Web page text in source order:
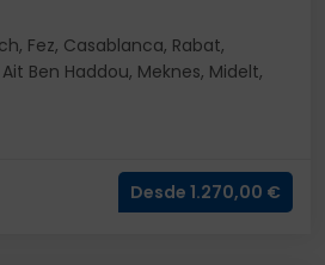
Fez, Casablanca, Rabat,
Ben Haddou, Meknes, Midelt,
Desde 1.270,00 €